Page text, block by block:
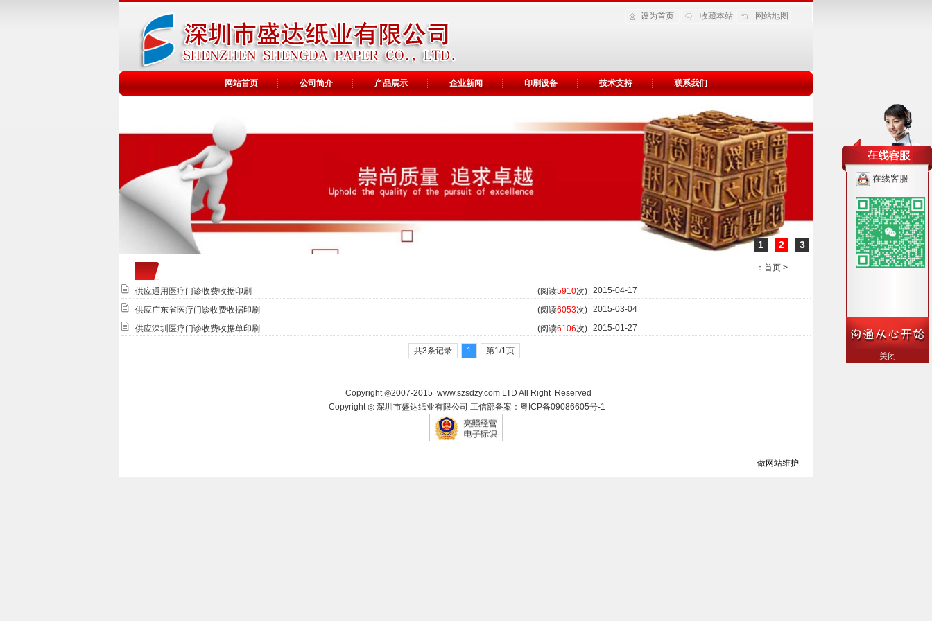
设为首页 收藏本站 网站地图
网站首页 公司简介 产品展示 企业新闻 印刷设备 技术支持 联系我们
1 2 3
： 首页 >
供应通用医疗门诊收费收据印刷 (阅读5910次) 2015-04-17
供应广东省医疗门诊收费收据印刷
(阅读6053次) 2015-03-04
供应深圳医疗门诊收费收据单印刷
(阅读6106次) 2015-01-27
共3条记录 1 第1/1页
Copyright ◎2007-2015 www.szsdzy.comLTD All Right Reserved
Copyright ◎ 深圳市盛达纸业有限公司 工信部备案： 粤ICP备09086605号-1
做网站维护
在线客服
关闭